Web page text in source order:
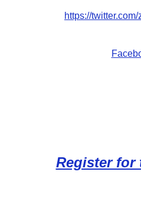
https://
Register for